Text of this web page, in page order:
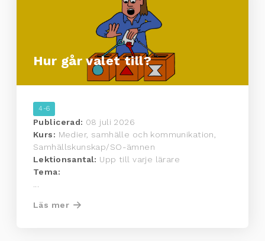
Hur går valet till?
4-6
Publicerad: 08 juli 2026
Kurs: Medier, samhälle och kommunikation,
Samhällskunskap/SO-ämnen
Lektionsantal: Upp till varje lärare
Tema:
Läs mer